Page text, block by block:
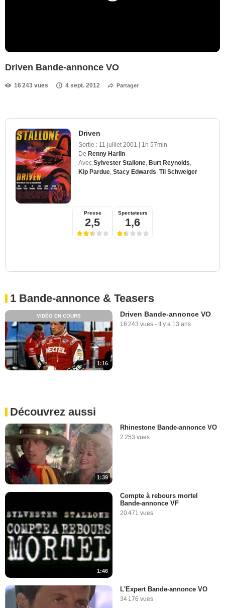
Driven Bande-annonce VO
16 243 vues 4 sept. 2012 Partager
Driven
Sortie : 11 juillet 2001 | 1h 57min
De Renny Harlin
Avec Sylvester Stallone Burt Reynolds
Kip Pardue Stacy Edwards Til Schweiger
Presse
2,5
Spectateurs
1,6
1 Bande-annonce & Teasers
1:16
VIDÉO EN COURS Driven Bande-annonce VO
16 243 vues - Il y a 13 ans
Découvrez aussi
1:39
Rhinestone Bande-annonce VO
2 253 vues
1:46
Compte à rebours mortel
Bande-annonce VF
20 471 vues
L'Expert Bande-annonce VO
34 176 vues